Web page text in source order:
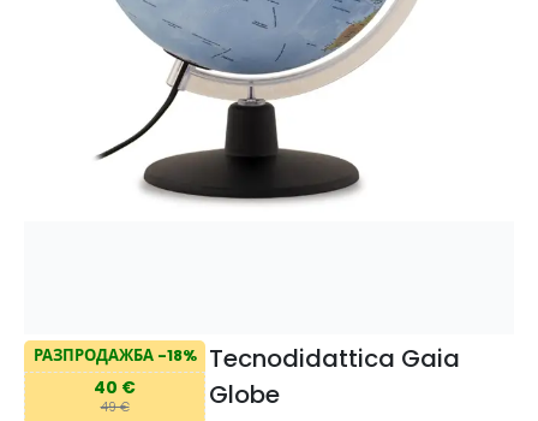
РАЗПРОДАЖБА -18%
40 €
49 €
Tecnodidattica Gaia
Globe